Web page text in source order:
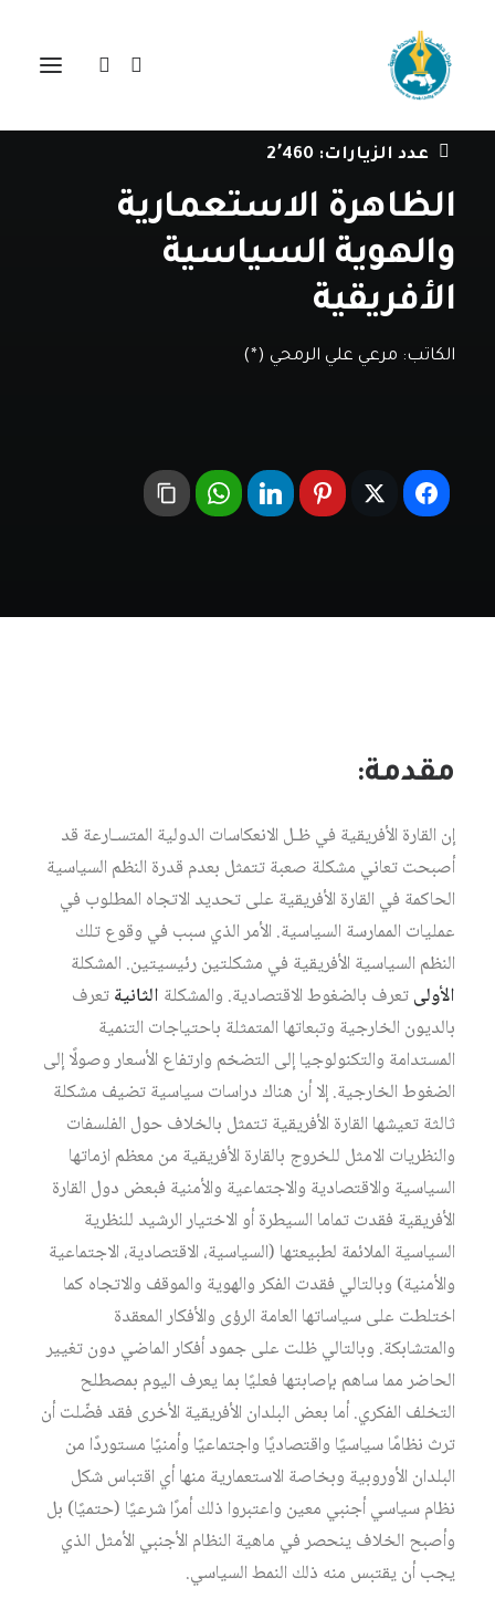
فيدراسات
عدد الزيارات: 2٬460
الظاهرة الاستعمارية
والهوية السياسية
الأفريقية
الكاتب: مرعي علي الرمحي (*)
مقدمة:
إن القارة الأفريقية في ظـل الانعكاسات الدولية المتسـارعة قد
أصبحت تعاني مشكلة صعبة تتمثل بعدم قدرة النظم السياسية
الحاكمة في القارة الأفريقية على تحديد الاتجاه المطلوب في
عمليات الممارسة السياسية. الأمر الذي سبب في وقوع تلك
النظم السياسية الأفريقية في مشكلتين رئيسيتين. المشكلة
الأولىتعرف بالضغوط الاقتصادية. والمشكلة الثانيةتعرف
بالديون الخارجية وتبعاتها المتمثلة باحتياجات التنمية
المستدامة والتكنولوجيا إلى التضخم وارتفاع الأسعار وصولًا إلى
الضغوط الخارجية. إلا أن هناك دراسات سياسية تضيف مشكلة
ثالثة تعيشها القارة الأفريقية تتمثل بالخلاف حول الفلسفات
والنظريات الامثل للخروج بالقارة الأفريقية من معظم ازماتها
السياسية والاقتصادية والاجتماعية والأمنية فبعض دول القارة
الأفريقية فقدت تماما السيطرة أو الاختيار الرشيد للنظرية
السياسية الملائمة لطبيعتها (السياسية، الاقتصادية، الاجتماعية
والأمنية) وبالتالي فقدت الفكر والهوية والموقف والاتجاه كما
اختلطت على سياساتها العامة الرؤى والأفكار المعقدة
والمتشابكة. وبالتالي ظلت على جمود أفكار الماضي دون تغيير
الحاضر مما ساهم بإصابتها فعليًا بما يعرف اليوم بمصطلح
التخلف الفكري. أما بعض البلدان الأفريقية الأخرى فقد فضّلت أن
ترث نظامًا سياسيًا واقتصاديًا واجتماعيًا وأمنيًا مستوردًا من
البلدان الأوروبية وبخاصة الاستعمارية منها أي اقتباس شكل
نظام سياسي أجنبي معين واعتبروا ذلك أمرًا شرعيًا (حتميًا) بل
وأصبح الخلاف ينحصر في ماهية النظام الأجنبي الأمثل الذي
يجب أن يقتبس منه ذلك النمط السياسي.